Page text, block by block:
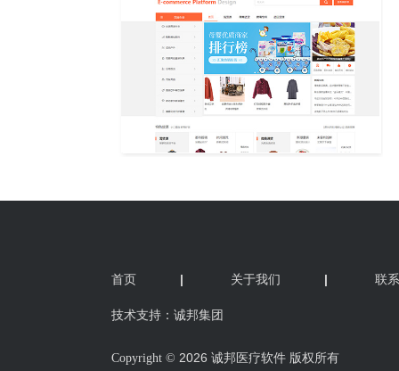
首页 | 关于我们 | 联
技术支持：诚邦集团
Copyright © 2026 诚邦医疗软件 版权所有